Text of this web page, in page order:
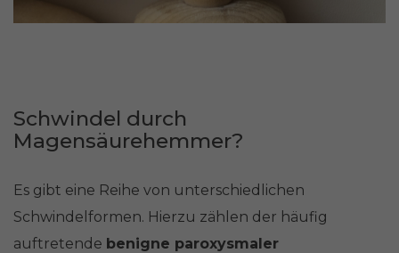
Schwindel durch
Magensäurehemmer?
Es gibt eine Reihe von unterschiedlichen
Schwindelformen. Hierzu zählen der häufig
auftretende benigne paroxysmaler